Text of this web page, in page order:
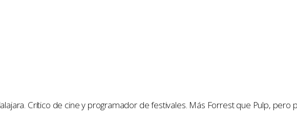
Crítico de cine y programador de festivales. Más Forrest que Pulp, pero